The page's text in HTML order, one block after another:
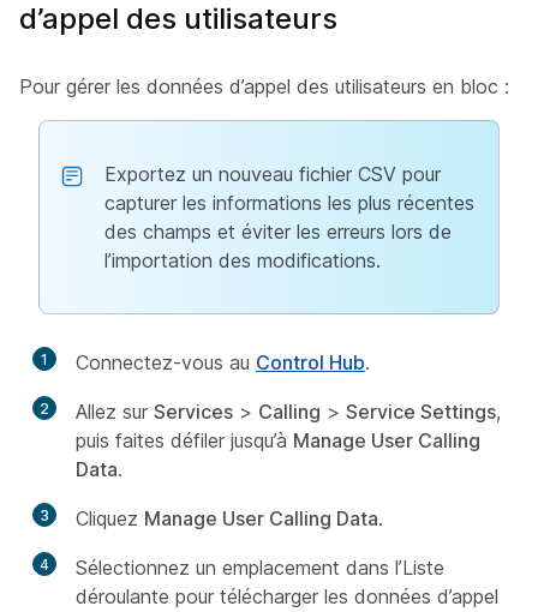
d’appel des utilisateurs
Pour gérer les données d’appel des utilisateurs en bloc :
Exportez un nouveau fichier CSV pour
capturer les informations les plus récentes
des champs et éviter les erreurs lors de
l’importation des modifications.
1 Connectez-vous au Control Hub.
2 Allez sur Services > Calling > Service Settings,
puis faites défiler jusqu’à Manage User Calling
Data.
3 Cliquez Manage User Calling Data.
4
Sélectionnez un emplacement dans l’Liste
déroulante pour télécharger les données d’appel